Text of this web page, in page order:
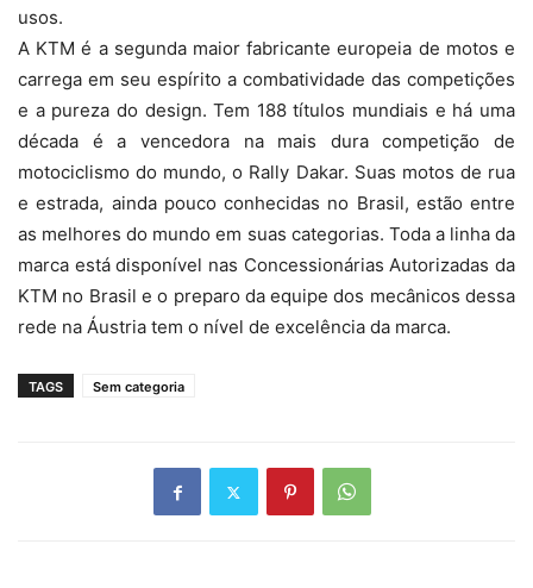
usos.
A KTM é a segunda maior fabricante europeia de motos e
carrega em seu espírito a combatividade das competições
e a pureza do design. Tem 188 títulos mundiais e há uma
década é a vencedora na mais dura competição de
motociclismo do mundo, o Rally Dakar. Suas motos de rua
e estrada, ainda pouco conhecidas no Brasil, estão entre
as melhores do mundo em suas categorias. Toda a linha da
marca está disponível nas Concessionárias Autorizadas da
KTM no Brasil e o preparo da equipe dos mecânicos dessa
rede na Áustria tem o nível de excelência da marca.
TAGS Sem categoria